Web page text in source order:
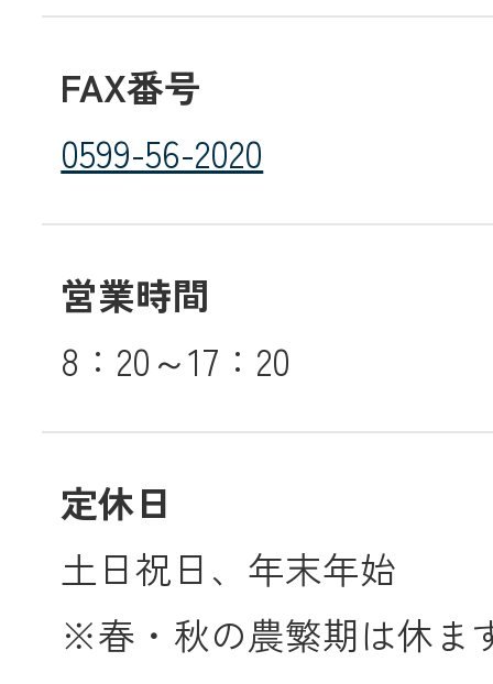
FAX番号
0599-56-2020
営業時間
8：20～17：20
定休日
土日祝日、年末年始
※春・秋の農繁期は休ま